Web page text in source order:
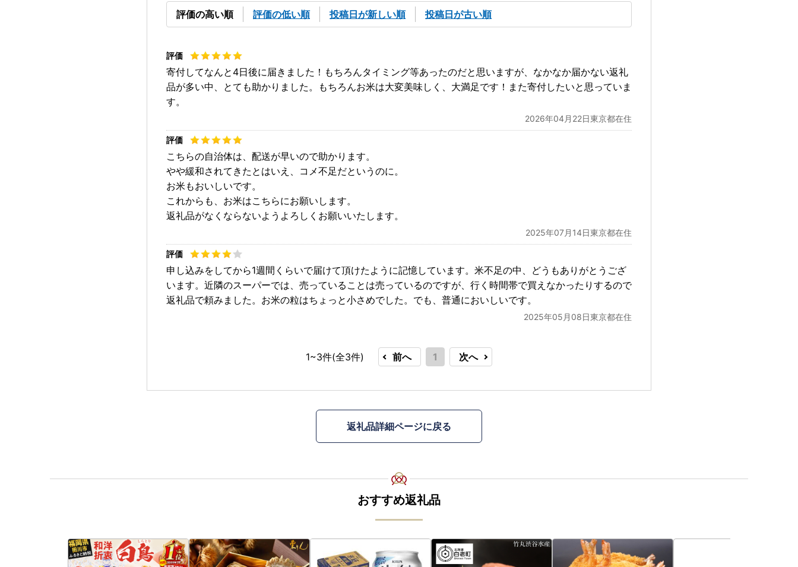
評価の高い順 評価の低い順 投稿日が新しい順 投稿日が古い順
寄付してなんと4日後に届きました！もちろんタイミング等あったのだと思いますが、なかなか届かない返礼
品が多い中、とても助かりました。もちろんお米は大変美味しく、大満足です！また寄付したいと思っていま
す。
2026年04月22日東京都在住
こちらの自治体は、配送が早いので助かります。
やや緩和されてきたとはいえ、コメ不足だというのに。
お米もおいしいです。
これからも、お米はこちらにお願いします。
返礼品がなくならないようよろしくお願いいたします。
2025年07月14日東京都在住
申し込みをしてから1週間くらいで届けて頂けたように記憶しています。米不足の中、どうもありがとうござ
います。近隣のスーパーでは、売っていることは売っているのですが、行く時間帯で買えなかったりするので
返礼品で頼みました。お米の粒はちょっと小さめでした。でも、普通においしいです。
2025年05月08日東京都在住
1~3件(全3件) 前へ 1 次へ
返礼品詳細ページに戻る
おすすめ返礼品